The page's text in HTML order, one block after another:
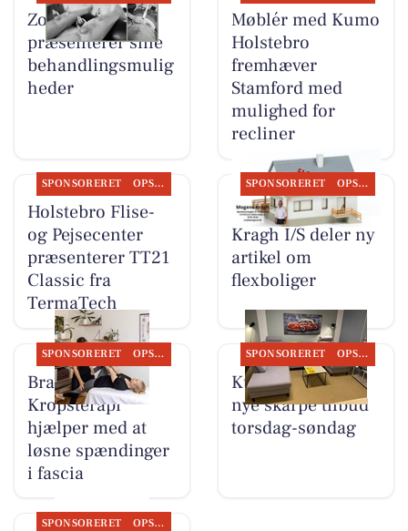
Zones By Gitte
præsenterer sine
behandlingsmulig
heder
Møblér med Kumo
Holstebro
fremhæver
Stamford med
mulighed for
recliner
SPONSORERET OPSLAGSTAVLEN
Holstebro Flise-
og Pejsecenter
præsenterer TT21
Classic fra
TermaTech
SPONSORERET OPSLAGSTAVLEN
BoligOne Mogens
Kragh I/S deler ny
artikel om
flexboliger
SPONSORERET OPSLAGSTAVLEN
Brandsborgs
Kropsterapi
hjælper med at
løsne spændinger
i fascia
SPONSORERET OPSLAGSTAVLEN
Kumo Outlet har
nye skarpe tilbud
torsdag-søndag
SPONSORERET OPSLAGSTAVLEN